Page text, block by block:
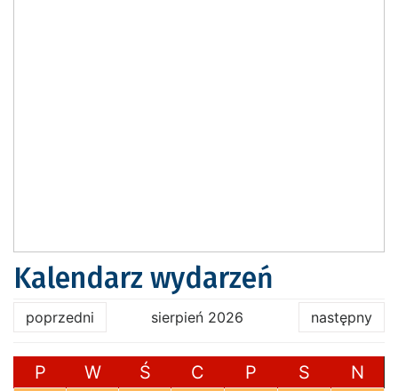
Kalendarz wydarzeń
poprzedni sierpień 2026 następny
P W Ś C P S N